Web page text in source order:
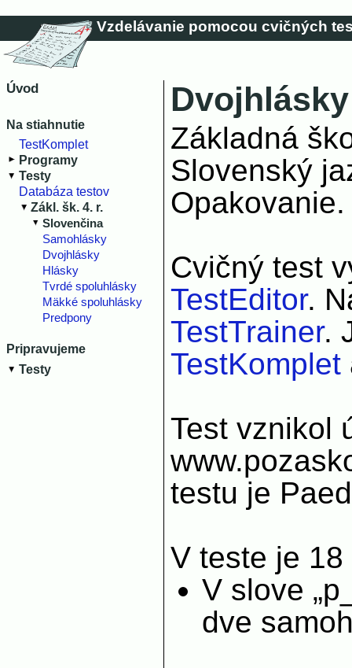
Vzdelávanie pomocou cvičných
Úvod
Na stiahnutie
TestKomplet
Programy
Testy
Databáza testov
Zákl. šk. 4. r.
Slovenčina
Samohlásky
Dvojhlásky
Hlásky
Tvrdé spoluhlásky
Mäkké spoluhlásky
Predpony
Pripravujeme
Testy
Dvojhlásky
Základná
Slovenský
Opakovanie.
Cvičný test
TestEditor.
TestTrainer.
TestKomplet
Test vznikol
testu je
V teste je
V slove
dve